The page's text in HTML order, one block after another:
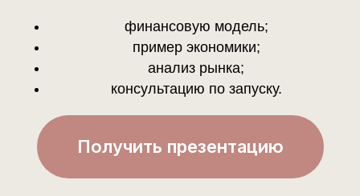
финансовую модель;
пример экономики;
анализ рынка;
консультацию по запуску.
Получить презентацию